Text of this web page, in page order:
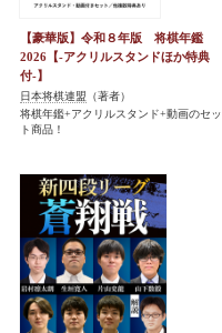
【豪華版】令和８年版 将棋年鑑
2026【-アクリルスタンドほか特典
付-】
日本将棋連盟 （著者）
将棋年鑑+アクリルスタンド+動画のセッ
ト商品！